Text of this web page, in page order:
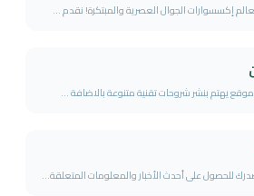
إكسسوارات الجوال العصرية والمبتكرة! نقدم ...
موقع يهتم بنشر شروحات تقنية متنوعة بالاضافة ...
للحصول على أحدث الأخبار والمعلومات المتعلقة...